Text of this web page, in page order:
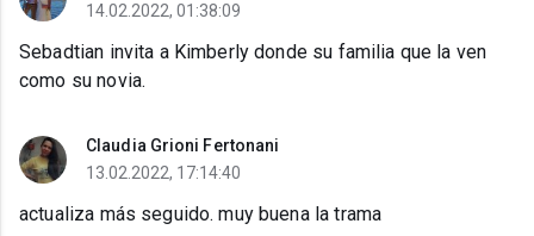
14.02.2022, 01:38:09
Sebadtian invita a Kimberly donde su familia que la ven
como su novia.
Claudia Grioni Fertonani
13.02.2022, 17:14:40
actualiza más seguido. muy buena la trama